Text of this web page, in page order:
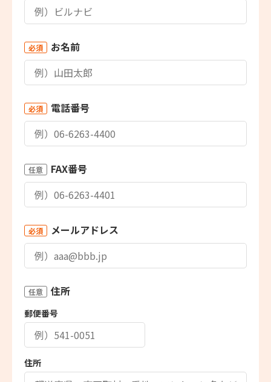
必須 お名前
必須 電話番号
任意 FAX番号
必須 メールアドレス
任意 住所
郵便番号
住所